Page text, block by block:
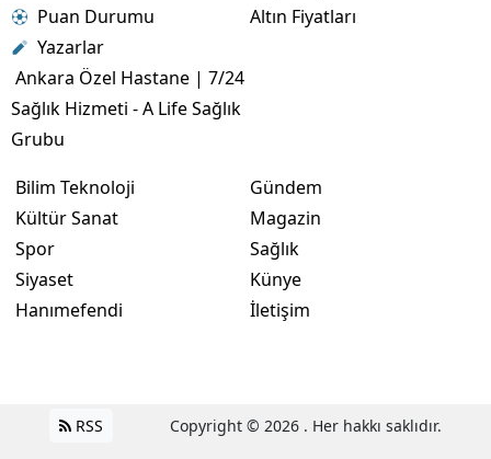
Puan Durumu
Yazarlar
Ankara Özel Hastane | 7/24
Sağlık Hizmeti - A Life Sağlık
Grubu
Altın Fiyatları
Bilim Teknoloji
Kültür Sanat
Spor
Siyaset
Hanımefendi
Gündem
Magazin
Sağlık
Künye
İletişim
RSS Copyright © 2026 . Her hakkı saklıdır.